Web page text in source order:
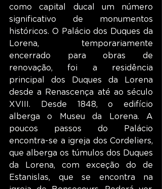
como capital ducal um número
significativo de monumentos
históricos. O Palácio dos Duques da
Lorena, temporariamente
encerrado para obras de
renovação, foi a residência
principal dos Duques da Lorena
desde a Renascença até ao século
XVIII. Desde 1848, o edifício
alberga o Museu da Lorena. A
poucos passos do Palácio
encontra-se a igreja dos Cordeliers,
que alberga os túmulos dos Duques
da Lorena, com exceção do de
Estanislas, que se encontra na